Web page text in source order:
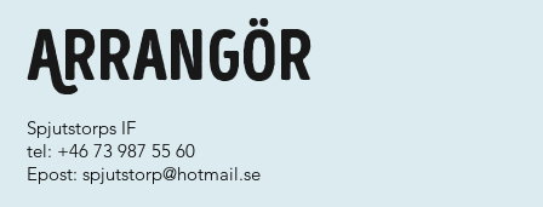
Arrangör
Spjutstorps IF
tel: +46 73 987 55 60
Epost:spjutstorp@hotmail.se